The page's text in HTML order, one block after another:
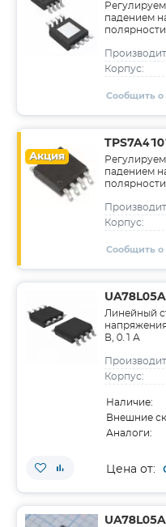
падением
Корпус:
Сообщить о
Акция
падением
Корпус:
Сообщить о
Линейный
В, 0.1 А
Корпус:
Наличие:
Внешние
Аналоги:
Цена от: